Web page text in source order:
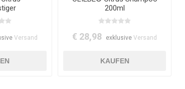
Versand
200ml
€ 28,98 exklusiveVersand